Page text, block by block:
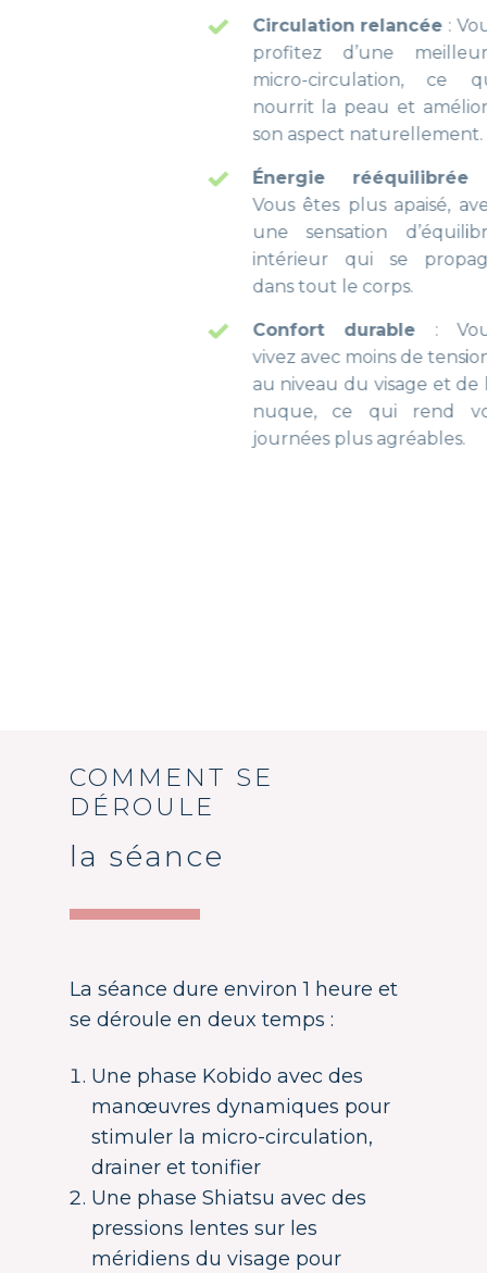
Circulation relancée: Vous
profitez d’une meilleure
micro-circulation, ce qui
nourrit la peau et améliore
son aspect naturellement.
Énergie rééquilibrée:
Vous êtes plus apaisé, avec
une sensation d’équilibre
intérieur qui se propage
dans tout le corps.
Confort durable: Vous
vivez avec moins de tensions
au niveau du visage et de la
nuque, ce qui rend vos
journées plus agréables.
COMMENT SE
DÉROULE
la séance
La séance dure environ 1 heure et
se déroule en deux temps :
Une phase Kobido avec des
manœuvres dynamiques pour
stimuler la micro-circulation,
drainer et tonifier
Une phase Shiatsu avec des
pressions lentes sur les
méridiens du visage pour